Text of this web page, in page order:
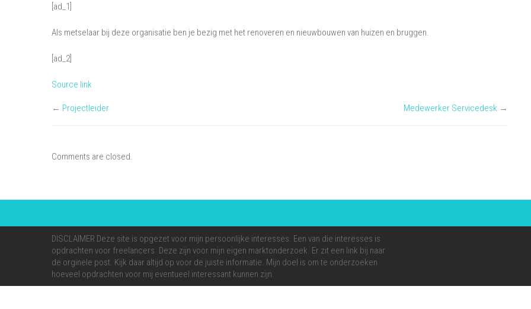
[ad_1]
Als metselaar bij deze organisatie ben je bezig met het renoveren en nieuwbouwen van huizen en bruggen.
[ad_2]
Source link
← Projectleider Medewerker Servicedesk →
Comments are closed.
DISCLAIMER Deze site is opgezet voor mijn persoonlijke interesses. Een van die interesses is
opdrachten voor freelancers. Deze zijn voor mijn eigen marktonderzoek. Er zit een link bij naar
de orginele post. Kijk daar altijd op voor de juiste informatie. Mijn doel is om te onderzoeken
hoeveel opdrachten voor mij eventueel interessant kunnen zijn.